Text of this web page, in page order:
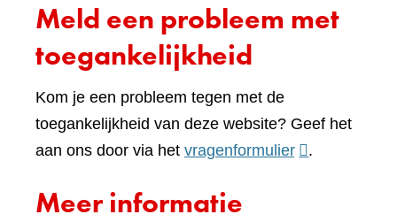
Meld een probleem met
toegankelijkheid
Kom je een probleem tegen met de
toegankelijkheid van deze website? Geef het
aan ons door via het vragenformulier(verwijst
.
Meer informatie